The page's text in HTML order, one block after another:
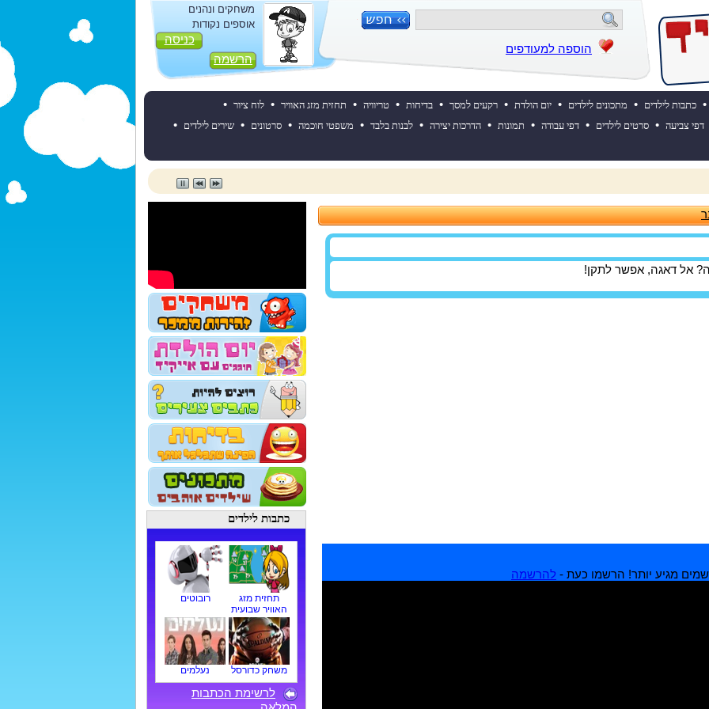
הוספה למעודפים
משחקים ונהנים
אוספים נקודות
כניסה
הרשמה
• כתבות לילדים • מתכונים לילדים • יום הולדת • רקעים למסך • בדיחות • טריוויה • תחזית מזג האוויר • לוח ציור •
דפי צביעה • סרטים לילדים • דפי עבודה • תמונות • הדרכות יצירה • לבנות בלבד • משפטי חוכמה • סרטונים • שירים לילדים •
אל דאגה, אפשר לתקן!
מגיע יותר! הרשמו כעת - להרשמה
כתבות לילדים
תחזית מזג
האוויר שבועית
רובוטים
משחק כדורסל נעלמים
לרשימת הכתבות